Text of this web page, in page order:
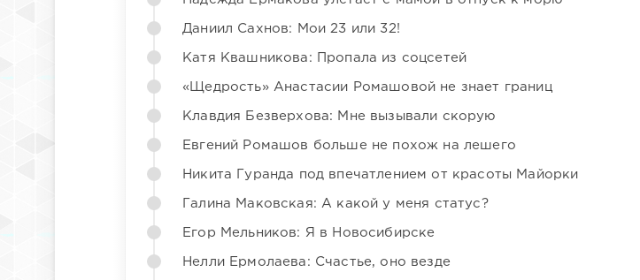
Даниил Сахнов: Мои 23 или 32!
Катя Квашникова: Пропала из соцсетей
«Щедрость» Анастасии Ромашовой не знает границ
Клавдия Безверхова: Мне вызывали скорую
Евгений Ромашов больше не похож на лешего
Никита Гуранда под впечатлением от красоты Майорки
Галина Маковская: А какой у меня статус?
Егор Мельников: Я в Новосибирске
Нелли Ермолаева: Счастье, оно везде